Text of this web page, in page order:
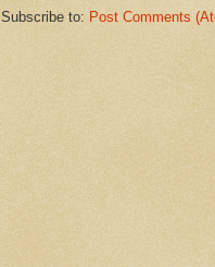
Subscribe to: Post Comments